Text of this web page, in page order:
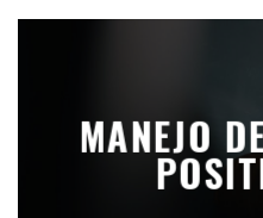
MANEJO